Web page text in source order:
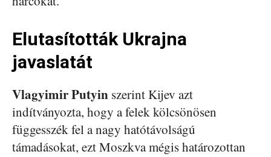
Elutasították Ukrajna
javaslatát
Vlagyimir Putyin szerint Kijev azt
indítványozta, hogy a felek kölcsönösen
függesszék fel a nagy hatótávolságú
támadásokat, ezt Moszkva mégis határozottan